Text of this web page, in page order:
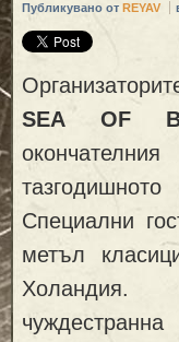
Публикувано от REYAV
SEA OF
Специални
метъл